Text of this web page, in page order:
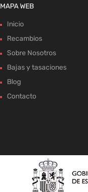
MAPA WEB
Inicio
Recambios
Sobre Nosotros
Bajas y tasaciones
Blog
Contacto